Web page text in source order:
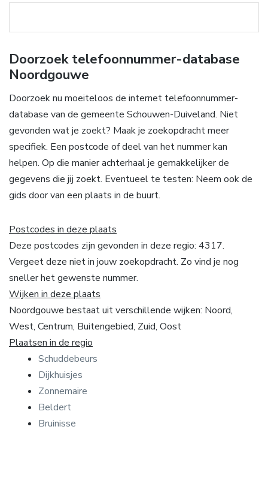
Doorzoek telefoonnummer-database
Noordgouwe
Doorzoek nu moeiteloos de internet telefoonnummer-
database van de gemeente Schouwen-Duiveland. Niet
gevonden wat je zoekt? Maak je zoekopdracht meer
specifiek. Een postcode of deel van het nummer kan
helpen. Op die manier achterhaal je gemakkelijker de
gegevens die jij zoekt. Eventueel te testen: Neem ook de
gids door van een plaats in de buurt.
Postcodes in deze plaats
Deze postcodes zijn gevonden in deze regio: 4317.
Vergeet deze niet in jouw zoekopdracht. Zo vind je nog
sneller het gewenste nummer.
Wijken in deze plaats
Noordgouwe bestaat uit verschillende wijken: Noord,
West, Centrum, Buitengebied, Zuid, Oost
Plaatsen in de regio
Schuddebeurs
Dijkhuisjes
Zonnemaire
Beldert
Bruinisse